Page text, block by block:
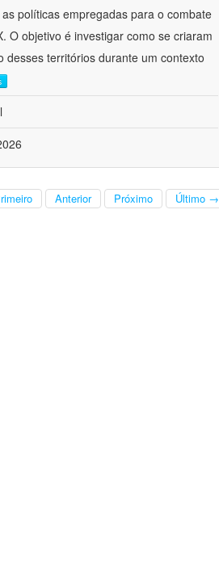
políticas empregadas para o combate
O objetivo é investigar como se criaram
territórios durante um contexto
Anterior Próximo Último →